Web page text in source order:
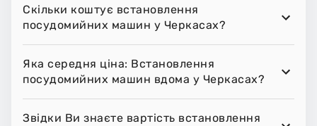
Скільки коштує встановлення
посудомийних машин у Черкасах?
Яка середня ціна: Встановлення
посудомийних машин вдома у Черкасах?
Звідки Ви знаєте вартість встановлення